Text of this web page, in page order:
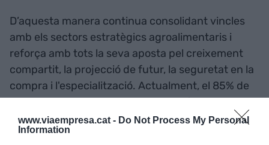
www.viaempresa.cat - Do Not Process My Personal
Information
D’aquesta manera continua consolidant vincles
amb els sectors estratègics agroalimentaris i
reforça amb tots la seva aposta pel creixement
compartit, la projecció de futur, la seguretat en la
compra i l'especialització. Actualment, el 85% de
l’assortiment total de la companyia és d’origen
Espanya.